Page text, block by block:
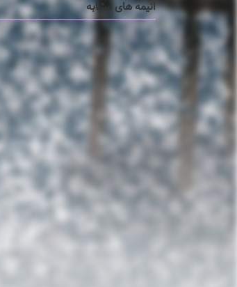
انیمه های مشابه